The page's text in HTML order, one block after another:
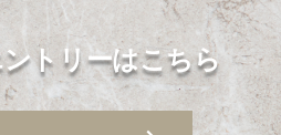
トリーはこちら